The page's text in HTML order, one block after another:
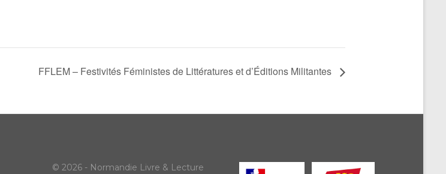
FFLEM – Festivités Féministes de Littératures et d’Éditions Militantes
© 2026 - Normandie Livre & Lecture